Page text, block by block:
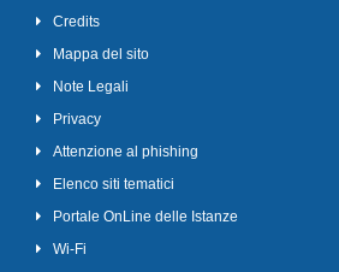
Credits
Mappa del sito
Note Legali
Privacy
Attenzione al phishing
Elenco siti tematici
Portale OnLine delle Istanze
Wi-Fi